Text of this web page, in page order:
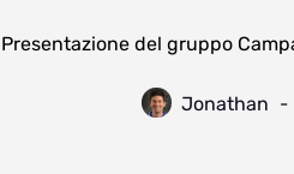
Presentazione del gruppo
Jonathan